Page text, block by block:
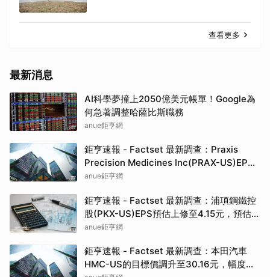
查看更多
最新消息
AI科學夢撞上2050億美元帳單！Google為
何急著調整哈薩比斯職務
anue鉅亨網
鉅亨速報 - Factset 最新調查：Praxis
Precision Medicines Inc(PRAX-US)EPS
預估上修至-14.21元，預估目標價為550.00
anue鉅亨網
鉅亨速報 - Factset 最新調查：浦項鋼鐵控
股(PKX-US)EPS預估上修至4.15元，預估目
標價為81.50元
anue鉅亨網
鉅亨速報 - Factset 最新調查：本田汽車
HMC-US的目標價調升至30.16元，幅度約